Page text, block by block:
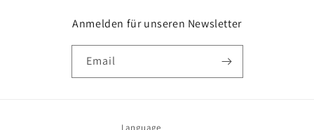
Anmelden für unseren Newsletter
Email